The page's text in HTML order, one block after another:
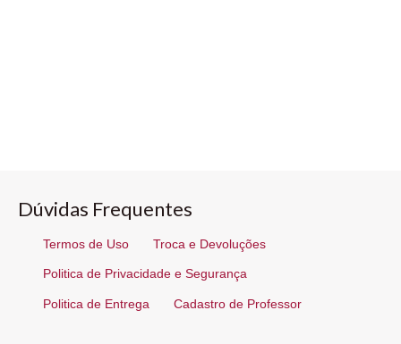
Dúvidas Frequentes
Termos de Uso Troca e Devoluções
Politica de Privacidade e Segurança
Politica de Entrega Cadastro de Professor